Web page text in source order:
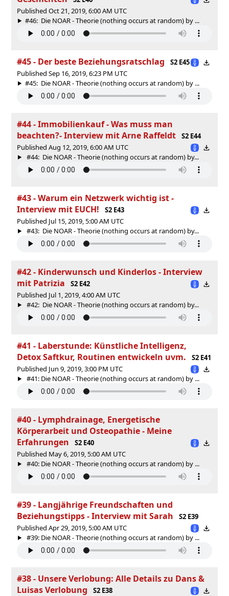
Published Oct 21, 2019, 6:00 AM UTC
#46: Die NOAR - Theorie (nothing occurs at random) by ...
#45 - Der beste Beziehungsratschlag
S2 E45
Published Sep 16, 2019, 6:23 PM UTC
#45: Die NOAR - Theorie (nothing occurs at random) by ...
#44 - Immobilienkauf - Was muss man
beachten?- Interview mit Arne Raffeldt
S2 E44
Published Aug 12, 2019, 6:00 AM UTC
#44: Die NOAR - Theorie (nothing occurs at random) by...
#43 - Warum ein Netzwerk wichtig ist -
Interview mit EUCH!
S2 E43
Published Jul 15, 2019, 5:00 AM UTC
#43: Die NOAR - Theorie (nothing occurs at random) by...
#42 - Kinderwunsch und Kinderlos - Interview
mit Patrizia
S2 E42
Published Jul 1, 2019, 4:00 AM UTC
#42: Die NOAR - Theorie (nothing occurs at random) by...
#41 - Laberstunde: Künstliche Intelligenz,
Detox Saftkur, Routinen entwickeln uvm.
S2 E41
Published Jun 9, 2019, 3:00 PM UTC
#41: Die NOAR - Theorie (nothing occurs at random) by ...
#40 - Lymphdrainage, Energetische
Körperarbeit und Osteopathie - Meine
Erfahrungen
S2 E40
Published May 6, 2019, 5:00 AM UTC
#40: Die NOAR - Theorie (nothing occurs at random) by ...
#39 - Langjährige Freundschaften und
Beziehungstipps - Interview mit Sarah
S2 E39
Published Apr 29, 2019, 5:00 AM UTC
#39: Die NOAR - Theorie (nothing occurs at random) by ...
#38 - Unsere Verlobung: Alle Details zu Dans &
Luisas Verlobung
S2 E38